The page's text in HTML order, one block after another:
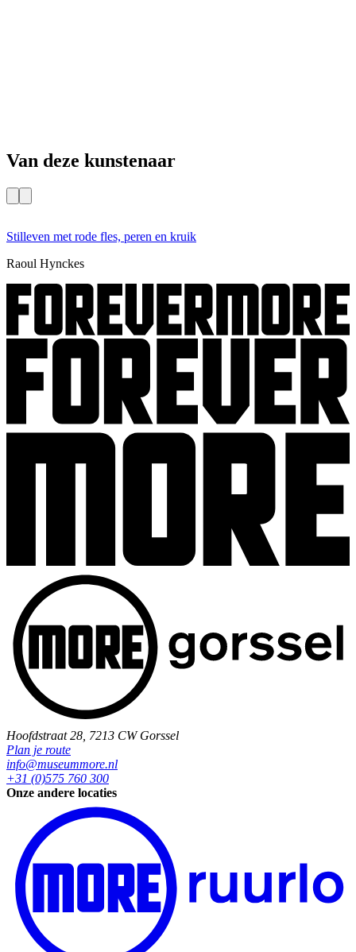
Van deze kunstenaar
Stilleven met rode fles, peren en kruik
Raoul Hynckes
Hoofdstraat 28, 7213 CW Gorssel
Plan je route
info@museummore.nl
+31 (0)575 760 300
Onze andere locaties